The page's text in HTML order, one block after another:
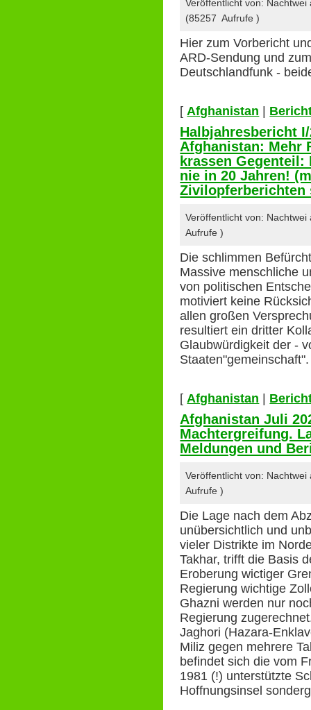
Veröffentlicht von:
(85257 Aufrufe )
Hier zum Vorbericht
ARD-Sendung und
Deutschlandfunk -
[Afghanistan
Halbjahresbericht
Afghanistan: Mehr
krassen
nie in 20 Jahren!
Zivilopferberichten
Veröffentlicht von:
Aufrufe )
Die schlimmen
Massive menschliche
von politischen
motiviert keine
allen großen
resultiert ein dritter
Glaubwürdigkeit der -
Staaten"gemeinschaft".
[Afghanistan
Afghanistan Juli
Machtergreifung.
Meldungen und
Veröffentlicht von:
Aufrufe )
Die Lage nach dem
unübersichtlich und
vieler Distrikte im
Takhar, trifft die Basis
Eroberung wictiger
Regierung wichtige
Ghazni werden nur
Regierung
Jaghori (Hazara-
Miliz gegen mehrere
befindet sich die vom
1981 (!) unterstützte
Hoffnungsinsel